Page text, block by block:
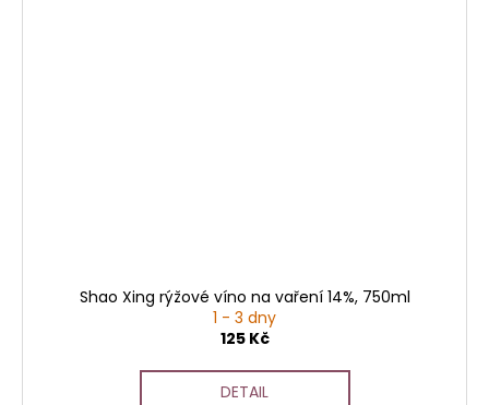
Shao Xing rýžové víno na vaření 14%, 750ml
1 - 3 dny
125 Kč
DETAIL